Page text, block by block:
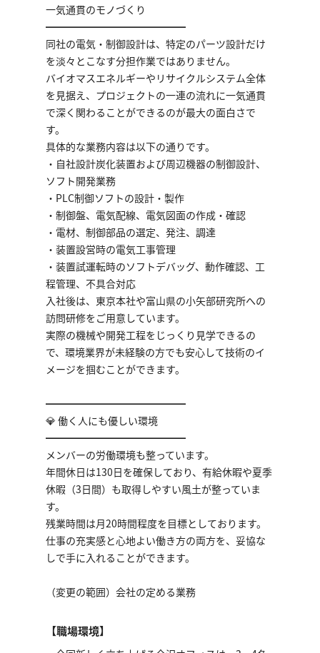
一気通貫のモノづくり
━━━━━━━━━━━━━━
同社の電気・制御設計は、特定のパーツ設計だけ
を淡々とこなす分担作業ではありません。
バイオマスエネルギーやリサイクルシステム全体
を見据え、プロジェクトの一連の流れに一気通貫
で深く関わることができるのが最大の面白さで
す。
具体的な業務内容は以下の通りです。
・自社設計炭化装置および周辺機器の制御設計、
ソフト開発業務
・PLC制御ソフトの設計・製作
・制御盤、電気配線、電気図面の作成・確認
・電材、制御部品の選定、発注、調達
・装置設営時の電気工事管理
・装置試運転時のソフトデバッグ、動作確認、工
程管理、不具合対応
入社後は、東京本社や富山県の小矢部研究所への
訪問研修をご用意しています。
実際の機械や開発工程をじっくり見学できるの
で、環境業界が未経験の方でも安心して技術のイ
メージを掴むことができます。
━━━━━━━━━━━━━━
💎 働く人にも優しい環境
━━━━━━━━━━━━━━
メンバーの労働環境も整っています。
年間休日は130日を確保しており、有給休暇や夏季
休暇（3日間）も取得しやすい風土が整っていま
す。
残業時間は月20時間程度を目標としております。
仕事の充実感と心地よい働き方の両方を、妥協な
しで手に入れることができます。
（変更の範囲）会社の定める業務
【職場環境】